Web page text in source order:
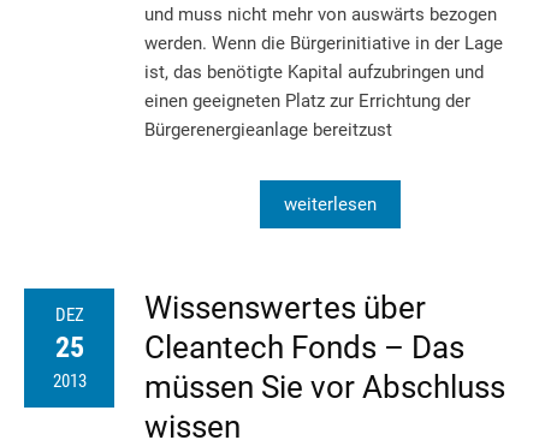
und muss nicht mehr von auswärts bezogen
werden. Wenn die Bürgerinitiative in der Lage
ist, das benötigte Kapital aufzubringen und
einen geeigneten Platz zur Errichtung der
Bürgerenergieanlage bereitzust
weiterlesen
DEZ
25
2013
Wissenswertes über
Cleantech Fonds – Das
müssen Sie vor Abschluss
wissen